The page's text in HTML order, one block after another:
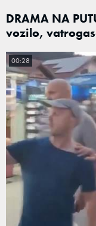
DRAMA NA
vozilo,
00:28